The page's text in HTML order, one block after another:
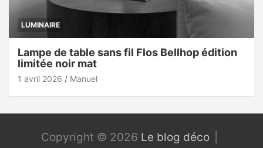
LUMINAIRE
Lampe de table sans fil Flos Bellhop édition
limitée noir mat
1 avril 2026 Manuel
Copyright © 2026 Le blog déco